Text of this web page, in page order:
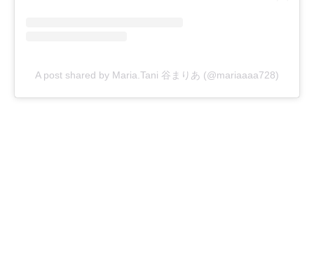
A post shared by Maria.Tani 谷まりあ (@mariaaaa728)